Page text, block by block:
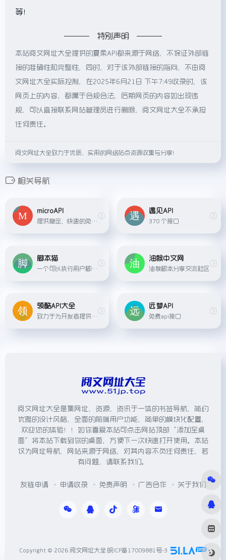
等！
特别声明
本站阅文网址大全提供的夏柔API都来源于网络，不保证外部链
接的准确性和完整性，同时，对于该外部链接的指向，不由阅
文网址大全实际控制，在2025年6月21日 下午7:49收录时，该
网页上的内容，都属于合规合法，后期网页的内容如出现违
规，可以直接联系网站管理员进行删除，阅文网址大全不承担
任何责任。
阅文网址大全致力于优质、实用的网络站点资源收集与分享！
相关导航
microAPI
提供稳定、快速的免费API数据接口服务。
遇见API
370 个接口
脚本猫
一个可以执行用户脚本的浏览器扩展，并已兼容90%+的篡改猴脚本，另外支持更强大的后台脚本和定时脚本!
油猴中文网
油猴脚本分享交流社区
领酷API大全
致力于为开发者提供便捷、免费、稳定、快速的免费API数据接口服务。
远梦API
免费api接口
阅文网址大全是集网址、资源、资讯于一体的书签导航，简约
优雅的设计风格，全面的前端用户功能，简单的模块化配置，
欢迎您的体验！！如你喜爱本站可点击网站顶部“添加至桌
面”将本站下载到你的桌面，方便下一次快速打开使用。本站
仅为网址导航，网站来源于网络，对其内容不负任何责任，若
有问题，请联系我们。
友链申请 申请收录 免责声明 广告合作 关于我们
Copyright © 2026 阅文网址大全 皖ICP备17009881号-3